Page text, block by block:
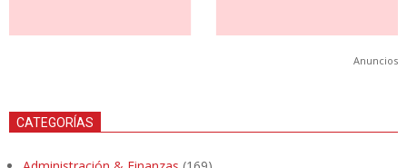
Anuncios
CATEGORÍAS